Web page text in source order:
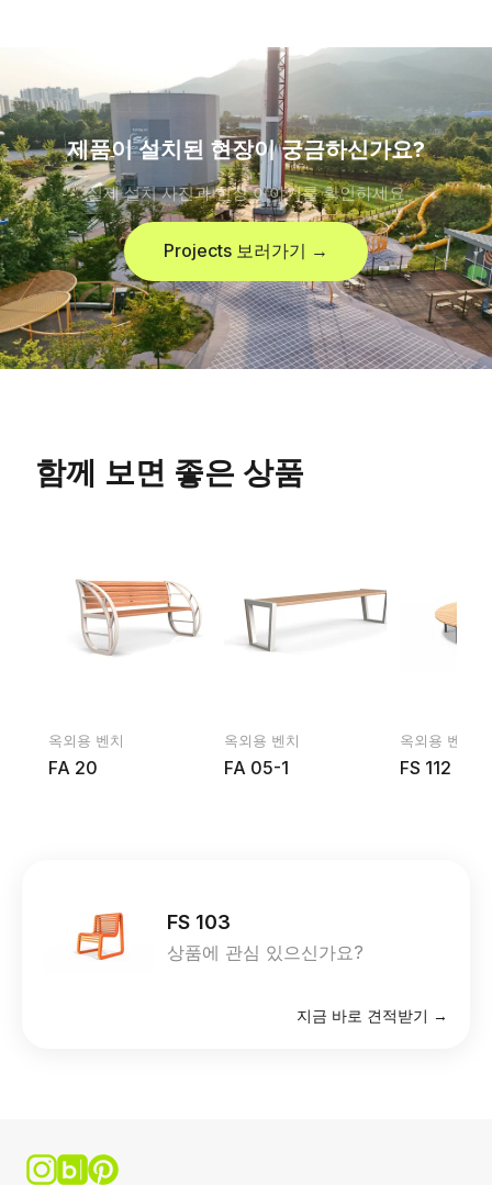
제품이 설치된 현장이 궁금하신가요?
실제 설치 사진과 현장 이야기를 확인하세요
Projects 보러가기 →
함께 보면 좋은 상품
옥외용 벤치
FA 20
옥외용 벤치
FA 05-1
옥외용 벤치
FS 112
FS 103
상품에 관심 있으신가요?
지금 바로 견적받기 →